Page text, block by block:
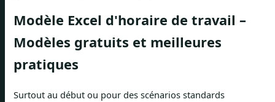
Modèle Excel d'horaire de travail –
Modèles gratuits et meilleures
pratiques
Surtout au début ou pour des scénarios standards